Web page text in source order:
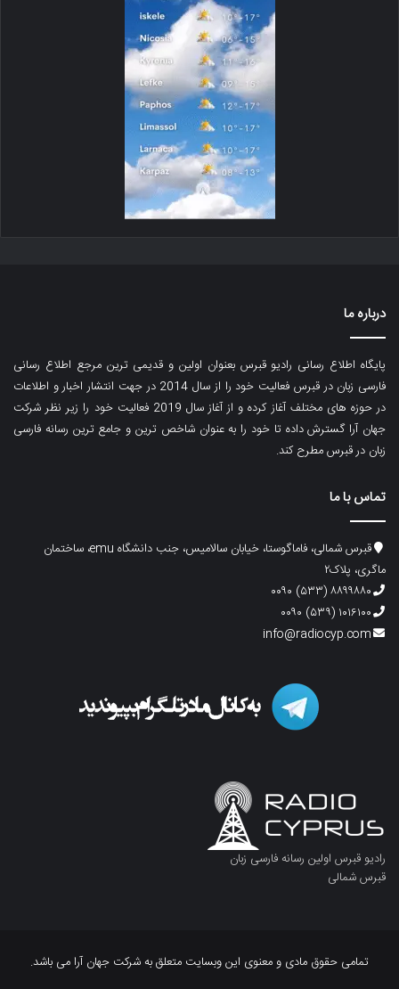
درباره ما
پایگاه اطلاع رسانی رادیو قبرس بعنوان اولین و قدیمی ترین مرجع اطلاع رسانی
فارسی زبان در قبرس فعالیت خود را از سال 2014 در جهت انتشار اخبار و اطلاعات
در حوزه های مختلف آغاز کرده و از آغاز سال 2019 فعالیت خود را زیر نظر شرکت
جهان آرا گسترش داده تا خود را به عنوان شاخص ترین و جامع ترین رسانه فارسی
زبان در قبرس مطرح کند.
تماس با ما
قبرس شمالی، فاماگوستا، خیابان سالامیس، جنب دانشگاه emu، ساختمان
ماگری، پلاک۲
۸۸۹۹۸۸۰ (۵۳۳) ۰۰۹۰
۱۰۱۶۱۰۰ (۵۳۹) ۰۰۹۰
info@radiocyp.com
رادیو قبرس اولین رسانه فارسی زبان
قبرس شمالی
تمامی حقوق مادی و معنوی این وبسایت متعلق به شرکت جهان آرا می باشد.